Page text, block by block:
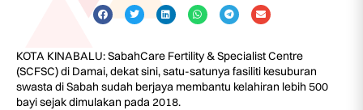
KOTA KINABALU: SabahCare Fertility & Specialist Centre
(SCFSC) di Damai, dekat sini, satu-satunya fasiliti kesuburan
swasta di Sabah sudah berjaya membantu kelahiran lebih 500
bayi sejak dimulakan pada 2018.